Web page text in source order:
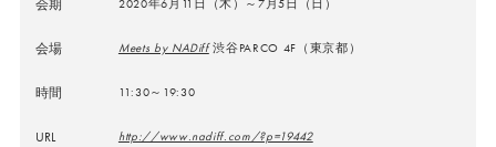
会期 2020年6月11日（木）～7月5日（日）
会場 Meets by NADiff渋谷PARCO 4F（東京都）
時間 11:30～19:30
URL http://www.nadiff.com/?p=19442